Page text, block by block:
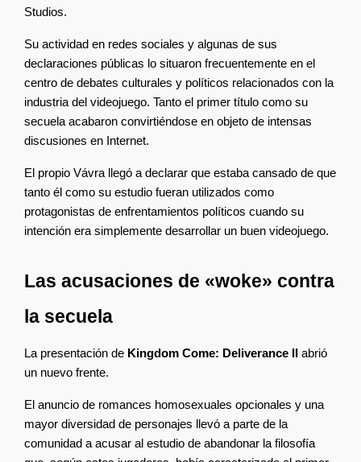
Studios.
Su actividad en redes sociales y algunas de sus
declaraciones públicas lo situaron frecuentemente en el
centro de debates culturales y políticos relacionados con la
industria del videojuego. Tanto el primer título como su
secuela acabaron convirtiéndose en objeto de intensas
discusiones en Internet.
El propio Vávra llegó a declarar que estaba cansado de que
tanto él como su estudio fueran utilizados como
protagonistas de enfrentamientos políticos cuando su
intención era simplemente desarrollar un buen videojuego.
Las acusaciones de «woke» contra
la secuela
La presentación de Kingdom Come: Deliverance II
abrió
un nuevo frente.
El anuncio de romances homosexuales opcionales y una
mayor diversidad de personajes llevó a parte de la
comunidad a acusar al estudio de abandonar la filosofía